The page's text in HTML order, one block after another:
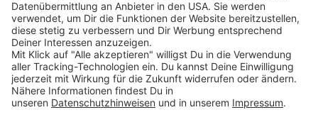
Folge uns auf
* Versandkostenfrei ab 9,00 € Bestellwert innerhalb
Deutschlands
** Lieferzeit 1-3 Werktage innerhalb Deutschlands